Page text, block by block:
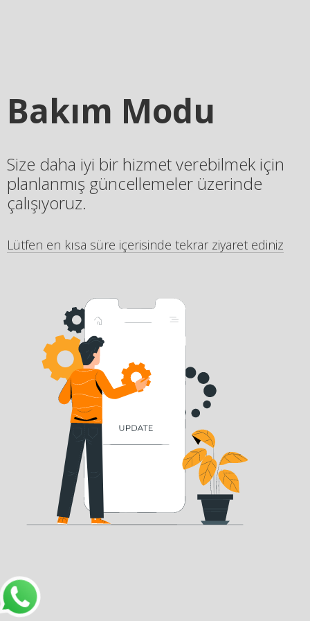
Bakım Modu
Size daha iyi bir hizmet verebilmek için
planlanmış güncellemeler üzerinde
çalışıyoruz.
Lütfen en kısa süre içerisinde tekrar ziyaret ediniz